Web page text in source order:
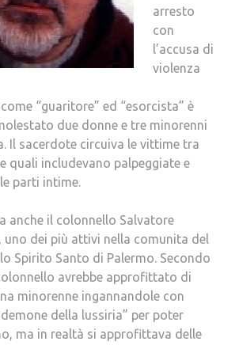
arresto
con
l’accusa di
violenza
“guaritore” ed “esorcista” è
due donne e tre minorenni
Il sacerdote circuiva le vittime tra
quali includevano palpeggiate e
parti intime.
anche il colonnello Salvatore
uno dei più attivi nella comunita del
Spirito Santo di Palermo. Secondo
avrebbe approfittato di
minorenne ingannandole con
della lussiria” per poter
ma in realtà si approfittava delle